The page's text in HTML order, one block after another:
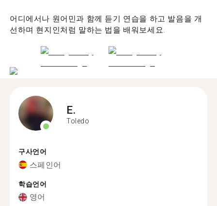
어디에서나 원어민과 함께 듣기 연습을 하고 발음을 개
선하며 현지인처럼 말하는 법을 배워보세요.
E.
Toledo
구사언어
스페인어
학습언어
영어